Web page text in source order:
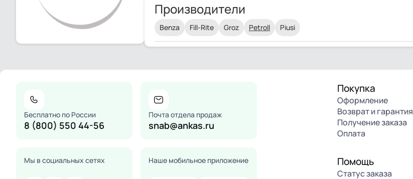
Производители
Benza Fill-Rite Groz Petroll Piusi
Бесплатно по России
8 (800) 550 44-56
Почта отдела продаж
snab@ankas.ru
Мы в социальных сетях Наше мобильное приложение
Покупка
Оформление
Возврат и гарантия
Получение заказа
Оплата
Помощь
Статус заказа